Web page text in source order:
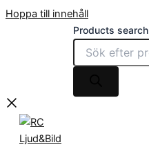
Hoppa till innehåll
Products search